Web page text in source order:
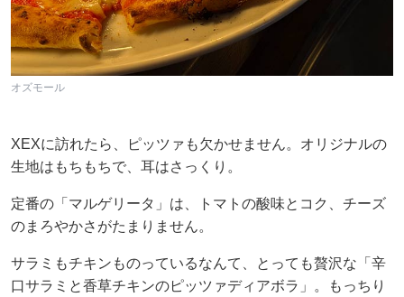
オズモール
XEXに訪れたら、ピッツァも欠かせません。オリジナルの
生地はもちもちで、耳はさっくり。
定番の「マルゲリータ」は、トマトの酸味とコク、チーズ
のまろやかさがたまりません。
サラミもチキンものっているなんて、とっても贅沢な「辛
口サラミと香草チキンのピッツァディアボラ」。もっちり